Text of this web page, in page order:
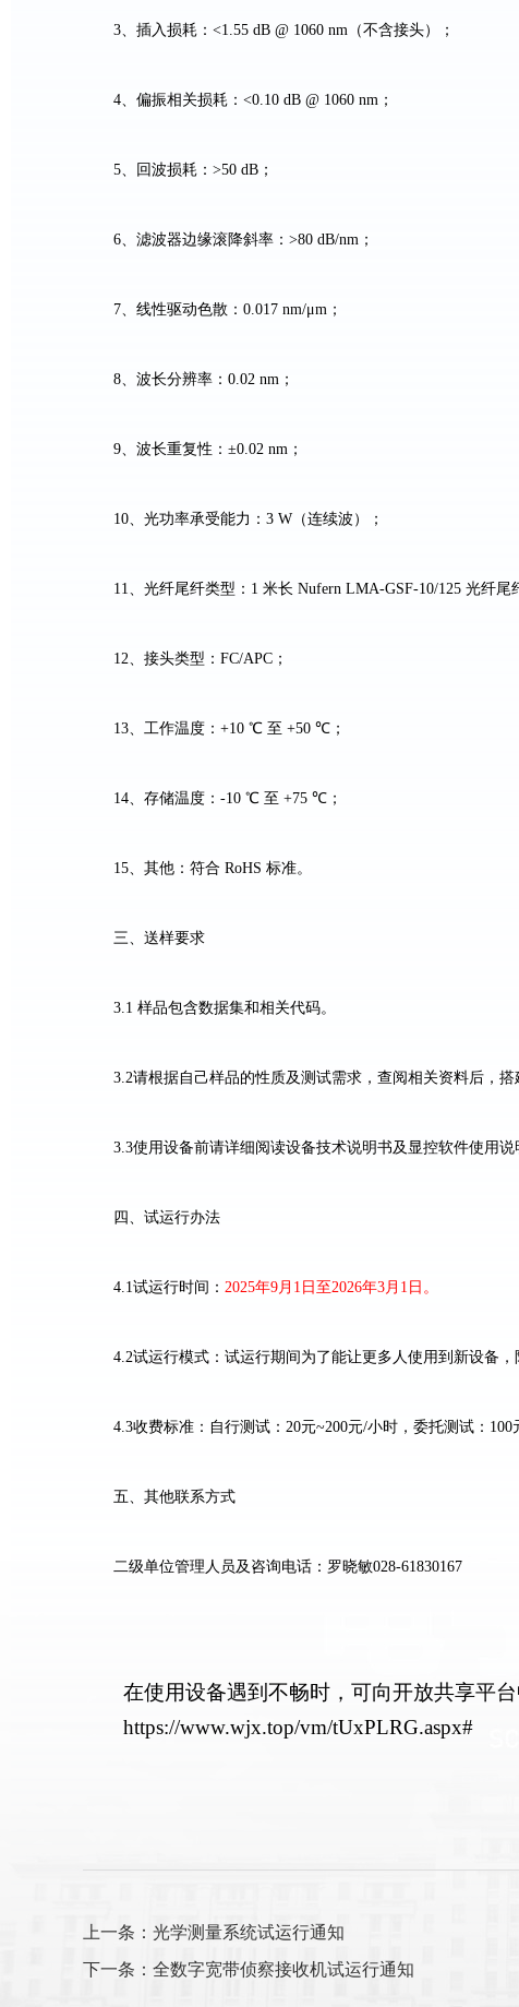
3、插入损耗：<1.55 dB @ 1060 nm （不含接头）；
4、偏振相关损耗：<0.10 dB @ 1060 nm ；
5、回波损耗：>50 dB ；
6、滤波器边缘滚降斜率：>80 dB/nm ；
7、线性驱动色散：0.017 nm/μm ；
8、波长分辨率：0.02 nm ；
9、波长重复性：±0.02 nm ；
10、光功率承受能力：3 W （连续波）；
11、光纤尾纤类型： 1米长Nufern LMA-GSF-10/125光纤尾
12、接头类型：FC/APC ；
13、工作温度：+10℃ 至+50℃；
14、存储温度：-10℃ 至+75℃；
15、其他：符合RoHS标准。
三、送样要求
3.1样品包含数据集和相关代码。
3.2请根据自己样品的性质及测试需求，查阅相关资料后，搭
3.3使用设备前请详细阅读设备技术说明书及显控软件使用说
四、试运行办法
4.1试运行时间：2025年9月 1 日至2026年3月 1 日。
4.2试运行模式：试运行期间为了能让更多人使用到新设备
4.3收费标准：自行测试：20元~200元/小时，委托测试： 100
五、其他联系方式
二级单位管理人员及咨询电话：罗晓敏028-61830167
在使用设备遇到不畅时，可向开放共享平
https://www.wjx.top/vm/tUxPLRG.aspx#
上一条：光学测量系统试运行通知
下一条：全数字宽带侦察接收机试运行通知